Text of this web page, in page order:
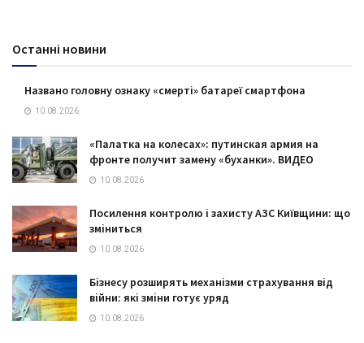
Останні новини
Названо головну ознаку «смерті» батареї смартфона
10.08.2026
«Палатка на колесах»: путинская армия на
фронте получит замену «буханки». ВИДЕО
10.08.2026
Посилення контролю і захисту АЗС Київщини: що
зміниться
10.08.2026
Бізнесу розширять механізми страхування від
війни: які зміни готує уряд
10.08.2026